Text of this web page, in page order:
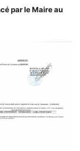
par le Maire au